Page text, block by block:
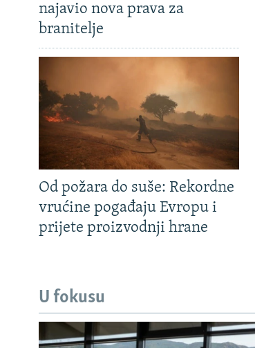
najavio nova prava za
branitelje
Od požara do suše: Rekordne
vrućine pogađaju Evropu i
prijete proizvodnji hrane
U fokusu